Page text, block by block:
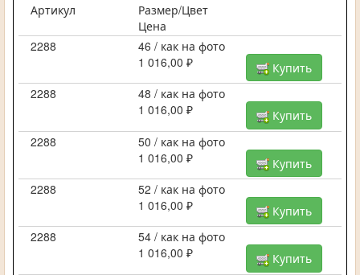
Артикул
Размер/Цвет
Цена
2288
46 / как на фото
1 016,00 ₽
Купить
2288
48 / как на фото
1 016,00 ₽
Купить
2288
50 / как на фото
1 016,00 ₽
Купить
2288
52 / как на фото
1 016,00 ₽
Купить
2288
54 / как на фото
1 016,00 ₽
Купить